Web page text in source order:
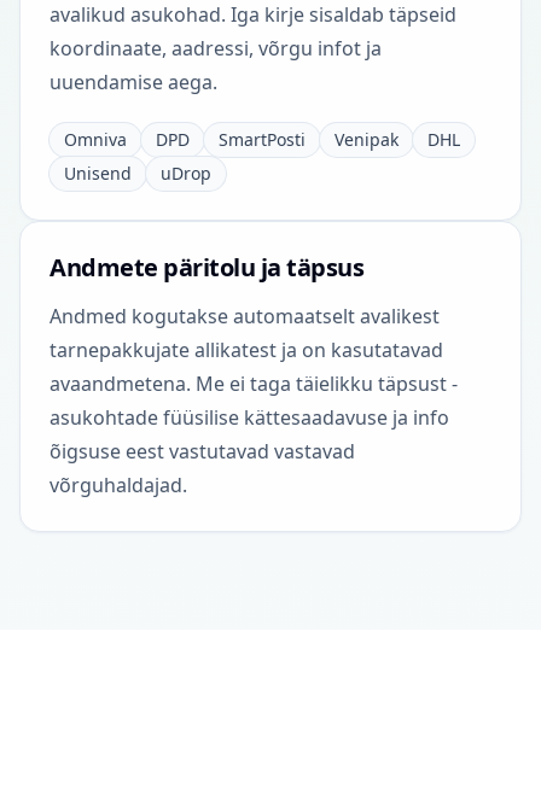
avalikud asukohad. Iga kirje sisaldab täpseid
koordinaate, aadressi, võrgu infot ja
uuendamise aega.
Omniva DPD SmartPosti Venipak
DHL
Unisend
uDrop
Andmete päritolu ja täpsus
Andmed kogutakse automaatselt avalikest
tarnepakkujate allikatest ja on kasutatavad
avaandmetena. Me ei taga täielikku täpsust -
asukohtade füüsilise kättesaadavuse ja info
õigsuse eest vastutavad vastavad
võrguhaldajad.